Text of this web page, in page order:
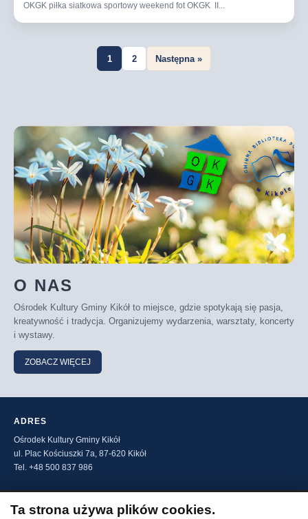
OKGK piłka siatkowa sportowy weekend fot OKGK II...
1 2 Następna »
O NAS
Ośrodek Kultury Gminy Kikół to miejsce, gdzie spotykają się pasja,
kreatywność i tradycja. Organizujemy wydarzenia, warsztaty, koncerty
i wystawy.
ZOBACZ WIĘCEJ
ADRES
Ośrodek Kultury Gminy Kikół
ul. Plac Kościuszki 7a, 87-620 Kikół
Tel. +48 500 837 986
E-mail: okgk@kikol.pl
Ta strona używa plików cookies.